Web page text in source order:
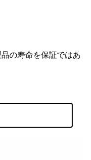
の寿命を保証ではあ